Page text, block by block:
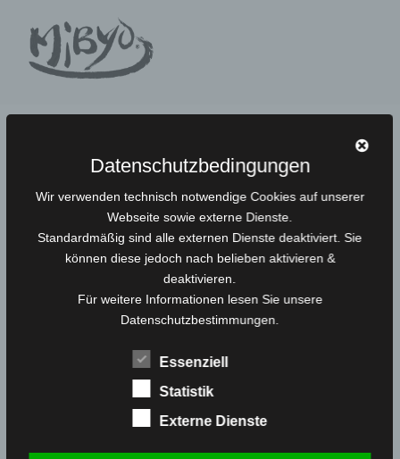
Inhalt
springen
VERÖFFENTLICHT
1. JANUAR 2024
Wir machen eine Pause…
… und kommen hoffentlich bald wieder.
Dann in einer neuen Location.
Bis dahin vielen lieben Dank an all unsere treuen
Wir hoffen, Sie hatten genau soviel Spaß an Mibyo wie
Wir freuen uns darauf Sie alle bald wieder zu sehen.
Datenschutzbedingungen
Wir verwenden technisch notwendige Cookies auf unserer
Webseite sowie externe Dienste.
Standardmäßig sind alle externen Dienste deaktiviert. Sie
können diese jedoch nach belieben aktivieren &
deaktivieren.
Für weitere Informationen lesen Sie unsere
Datenschutzbestimmungen.
Essenziell
Statistik
Externe Dienste